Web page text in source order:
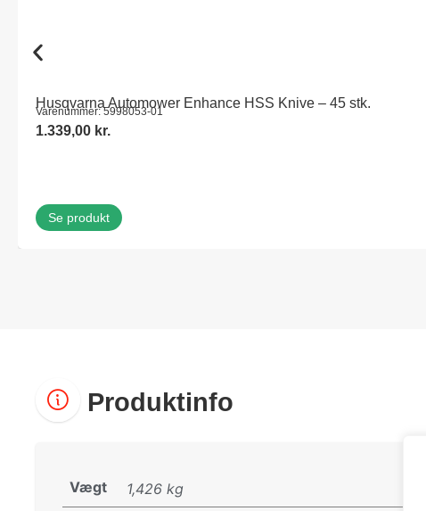
Husqvarna Automower Enhance HSS Knive – 45 stk.
Varenummer: 5998053-01
1.339,00 kr.
Se produkt
Produktinfo
Vægt 1,426 kg